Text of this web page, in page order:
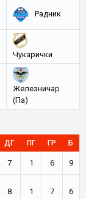
Радник
Чукарички
Железничар
(Па)
ДГ ПГ ГР Б
7 1 6 9
8 1 7 6